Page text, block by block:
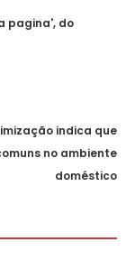
pagina', do
indica que
no ambiente
doméstico